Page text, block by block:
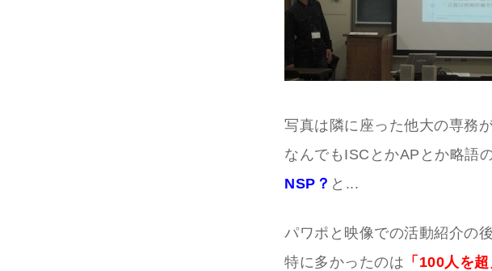
写真は隣に座った他大の専務
なんでもISCとかAPとか略語
NSP？ と...
パワポと映像での活動紹介の
特に多かったのは 「100人を